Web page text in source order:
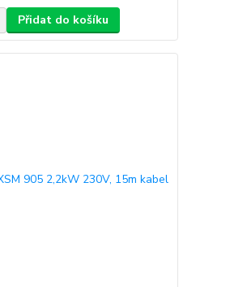
Přidat do košíku